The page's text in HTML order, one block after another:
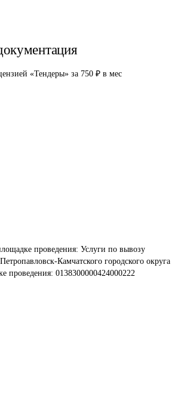
«Тендеры» за 750 ₽ в мес
проведения: Услуги по вывозу
Камчатского городского округа
проведения: 0138300000424000222